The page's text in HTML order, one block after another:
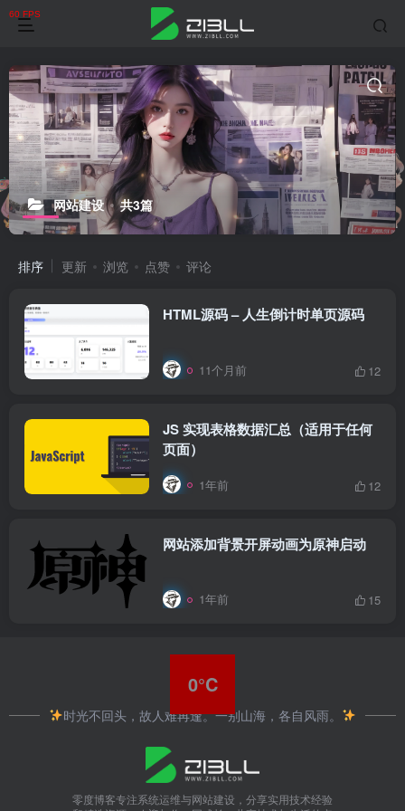
网站建设 共3篇
排序 更新 浏览 点赞 评论
HTML源码 – 人生倒计时单页源码
11个月前 12
JS 实现表格数据汇总（适用于任何
页面）
1年前 12
网站添加背景开屏动画为原神启动
1年前 15
0°C
时光不回头，故人难再逢。一别山海，各自风雨。
零度博客专注系统运维与网站建设，分享实用技术经验